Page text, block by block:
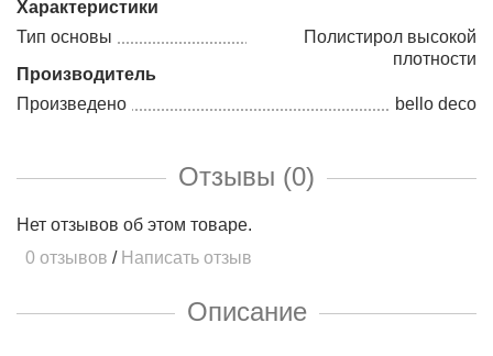
Характеристики
Тип основы
Полистирол высокой
плотности
Производитель
Произведено
bello deco
Отзывы (0)
Нет отзывов об этом товаре.
0 отзывов / Написать отзыв
Описание